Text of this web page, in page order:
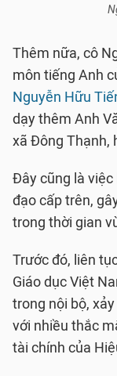
Thêm nữa, cô
môn tiếng Anh
Nguyễn Hữu
dạy thêm Anh
xã Đông Thạnh,
Đây cũng là việc
đạo cấp trên,
trong thời gian
Trước đó, liên
Giáo dục Việt
trong nội bộ,
với nhiều thắc
tài chính của